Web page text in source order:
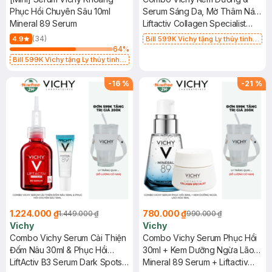
Phục Hồi Chuyên Sâu 10ml
Mineral 89 Serum
4.9
(34)
64%
Bill 599K Vichy tặng Ly thủy tinh
Serum Sáng Da, Mờ Thâm Nám
Ban Đêm
Liftactiv Collagen Specialist
Night 50ml + Mineral 89 Serum
10ml
Bill 599K Vichy tặng Ly thủy tinh
-16 %
1.224.000 ₫1.449.000 ₫
Vichy
Combo Vichy Serum Cải Thiện
Đốm Nâu 30ml & Phục Hồi
Chuyên Sâu 10ml
LiftActiv B3 Serum Dark Spots
-21 %
780.000 ₫990.000 ₫
Vichy
Combo Vichy Serum Phục Hồi
30ml + Kem Dưỡng Ngừa Lão
Hóa 15ml
Mineral 89 Serum + Liftactiv